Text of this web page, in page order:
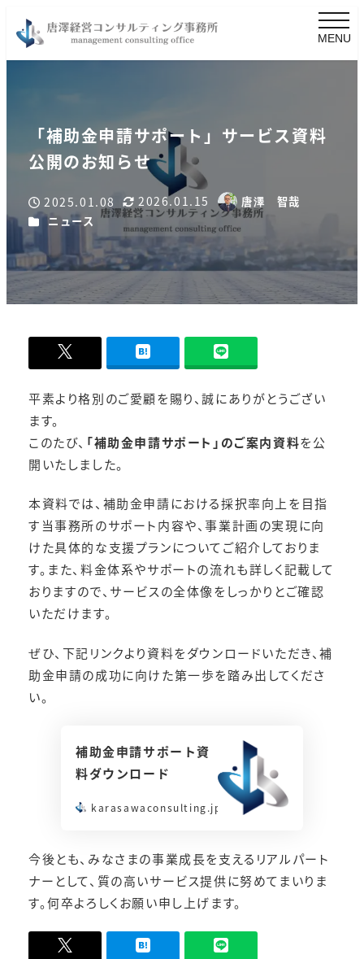
MENU
「補助金申請サポート」サービス資料
公開のお知らせ
投稿日2025.01.08 更新日
2026.01.15
著
者
唐澤 智哉
カテゴリー
ニュース
平素より格別のご愛顧を賜り、誠にありがとうござい
ます。
このたび、 「補助金申請サポート」のご案内資料を公
開いたしました。
本資料では、補助金申請における採択率向上を目指
す当事務所のサポート内容や、事業計画の実現に向
けた具体的な支援プランについてご紹介しておりま
す。また、料金体系やサポートの流れも詳しく記載して
おりますので、サービスの全体像をしっかりとご確認
いただけます。
ぜひ、下記リンクより資料をダウンロードいただき、補
助金申請の成功に向けた第一歩を踏み出してくださ
い。
補助金申請サポート資
料ダウンロード
karasawaconsulting.jp
今後とも、みなさまの事業成長を支えるリアルパート
ナーとして、質の高いサービス提供に努めてまいりま
す。何卒よろしくお願い申し上げます。